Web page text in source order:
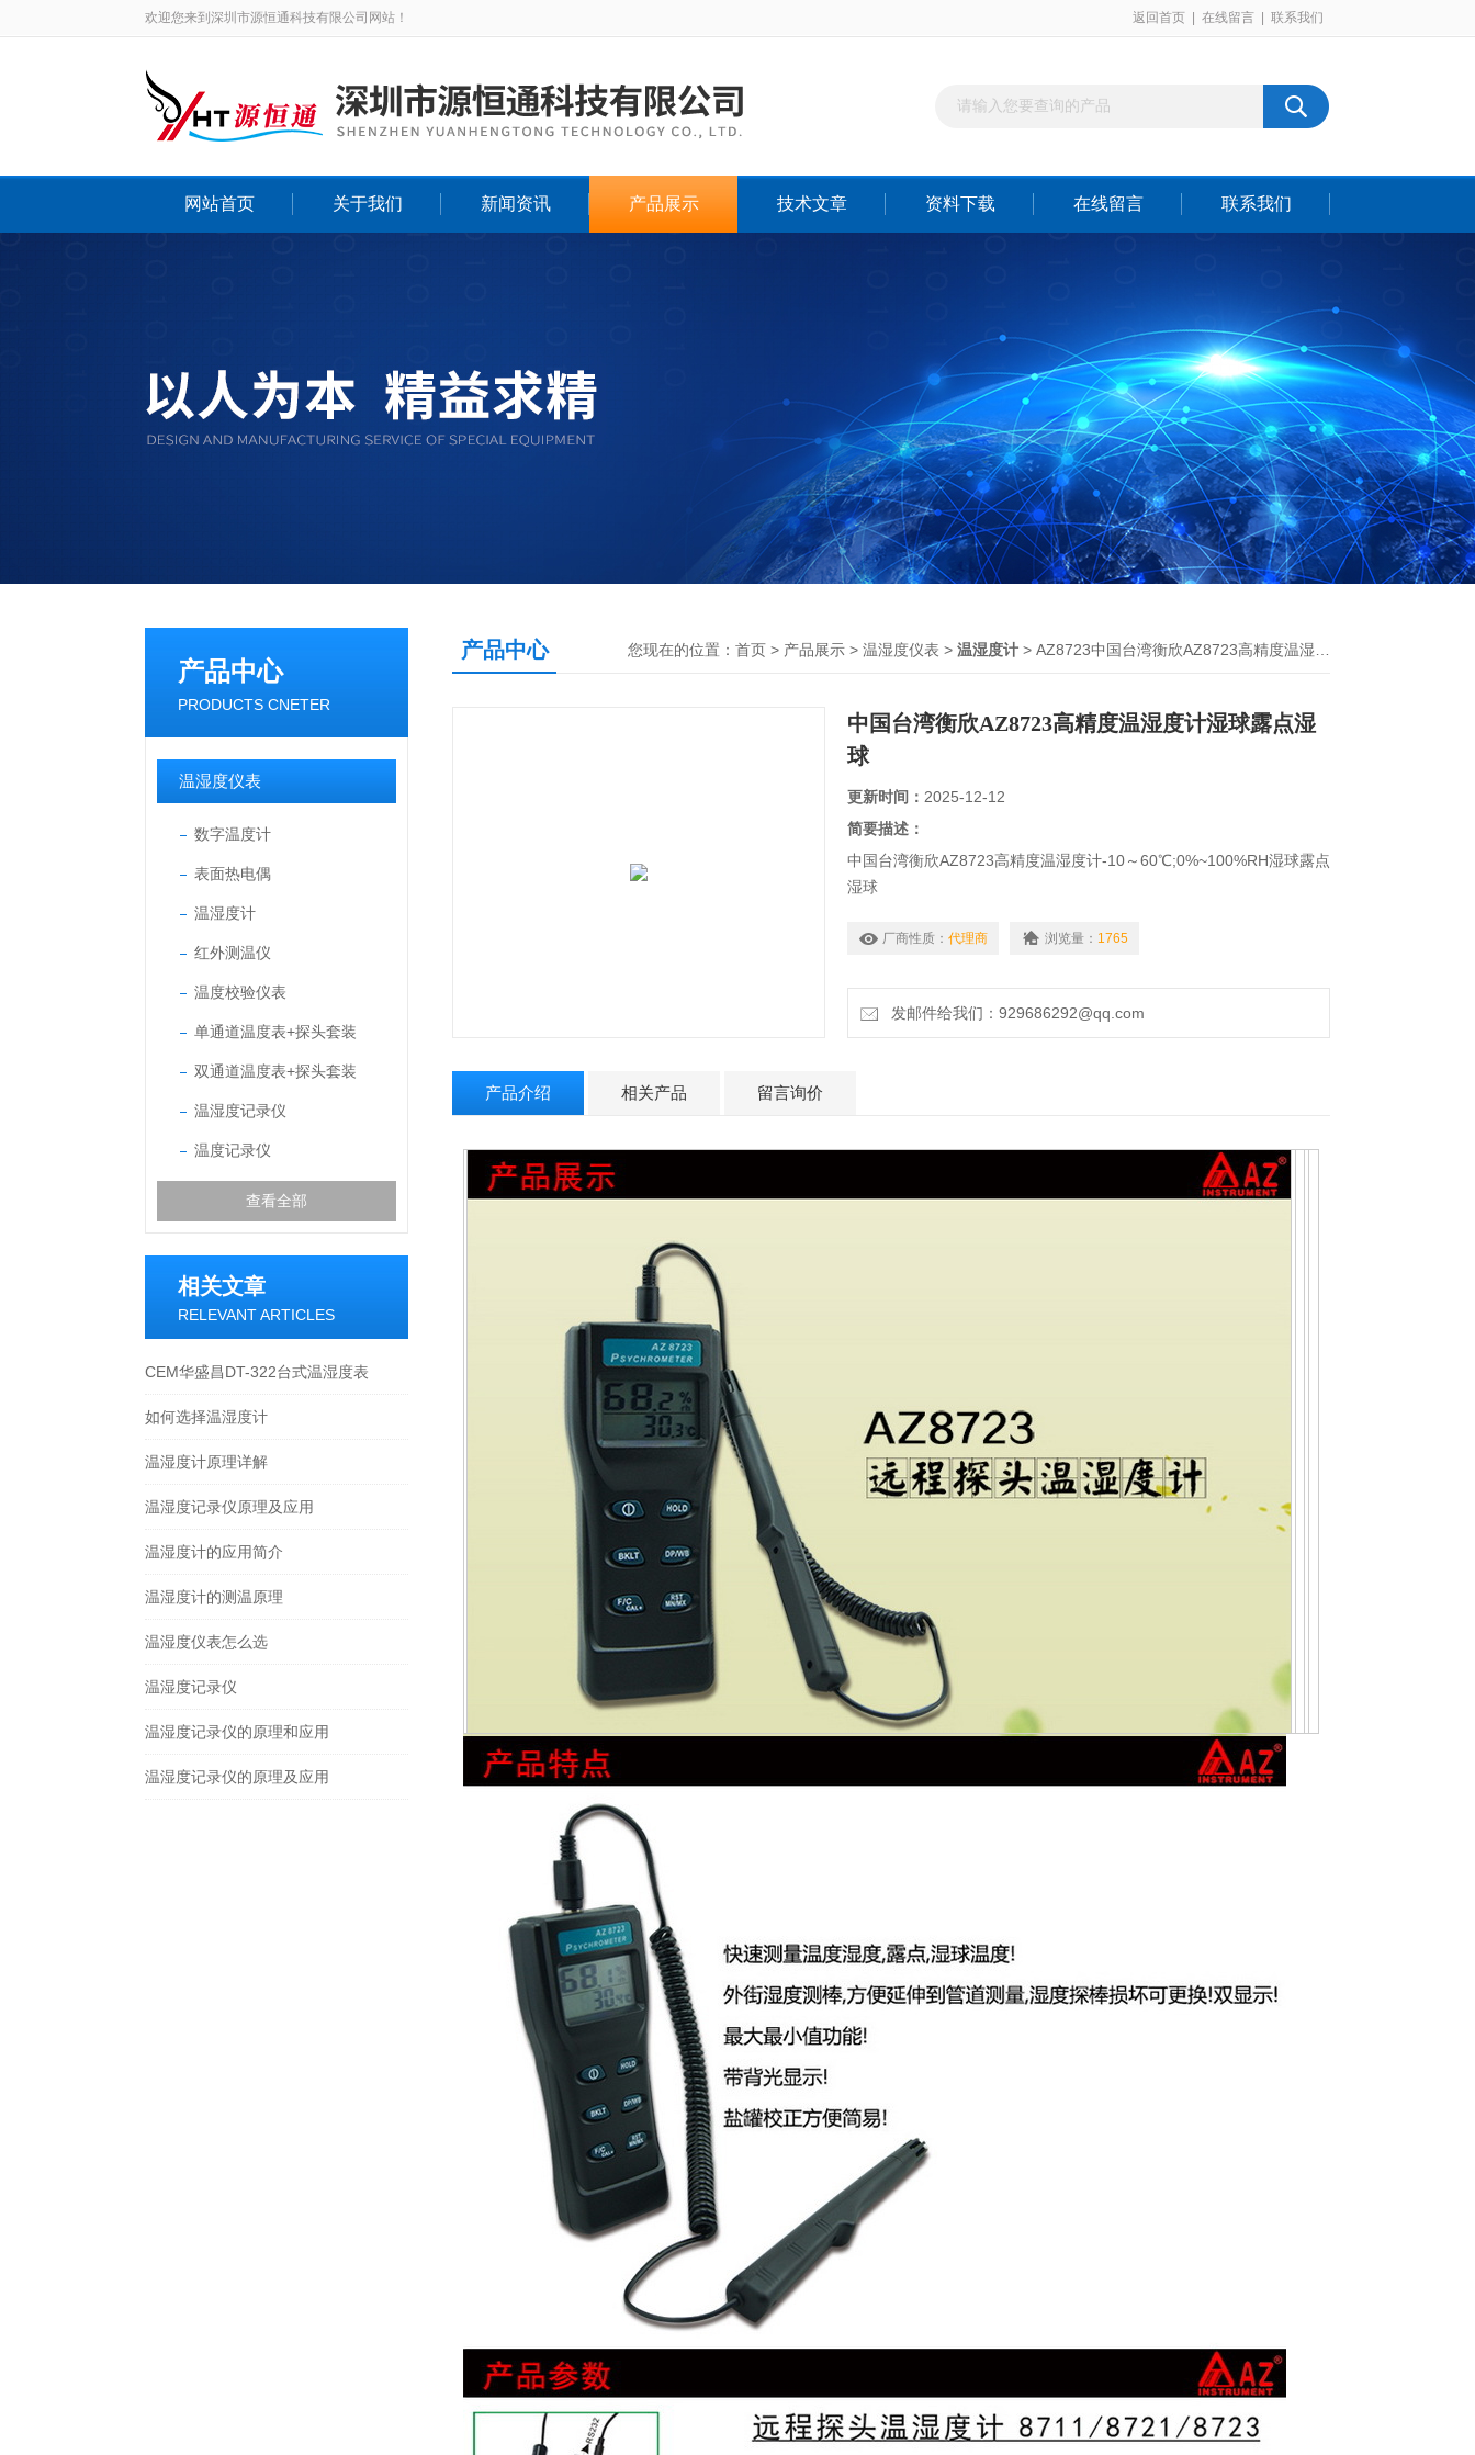
欢迎您来到深圳市源恒通科技有限公司网站！ 返回首页 在线留言 联系我们
网站首页 关于我们 新闻资讯 产品展示 技术文章 资料下载 在线留言 联系我们
产品中心
PRODUCTS CNETER
温湿度仪表
数字温度计
表面热电偶
温湿度计
红外测温仪
温度校验仪表
单通道温度表+探头套装
双通道温度表+探头套装
温湿度记录仪
温度记录仪
查看全部
相关文章
RELEVANT ARTICLES
CEM华盛昌DT-322台式温湿度表
如何选择温湿度计
温湿度计原理详解
温湿度记录仪原理及应用
温湿度计的应用简介
温湿度计的测温原理
温湿度仪表怎么选
温湿度记录仪
温湿度记录仪的原理和应用
温湿度记录仪的原理及应用
产品中心 您现在的位置： 首页 > 产品展示 > 温湿度仪表 > 温湿度计 > AZ8723中国台湾衡欣AZ8723高精度温湿度计湿球露点湿球
中国台湾衡欣AZ8723高精度温湿度计湿球露点湿
球
更新时间： 2025-12-12
简要描述：
中国台湾衡欣AZ8723高精度温湿度计-10～60℃;0%~100%RH湿球露点
湿球
湿球
中国台湾衡欣AZ8723高精度温湿度计湿球露点湿球
厂商性质： 代理商 浏览量： 1765
发邮件给我们：929686292@qq.com
产品介绍 相关产品 留言询价